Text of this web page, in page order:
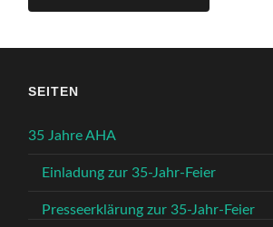
SEITEN
35 Jahre AHA
Einladung zur 35-Jahr-Feier
Presseerklärung zur 35-Jahr-Feier